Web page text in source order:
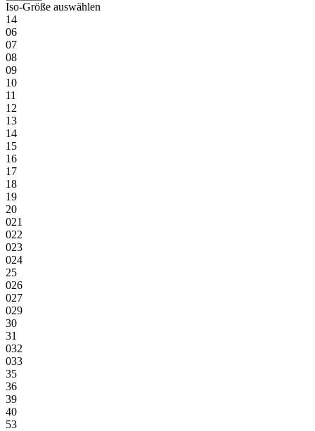
Iso-Größe auswählen
14
06
07
08
09
10
11
12
13
14
15
16
17
18
19
20
021
022
023
024
25
026
027
029
30
31
032
033
35
36
39
40
53